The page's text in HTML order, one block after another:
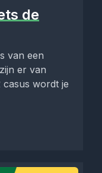
de
van een
er van
wordt je